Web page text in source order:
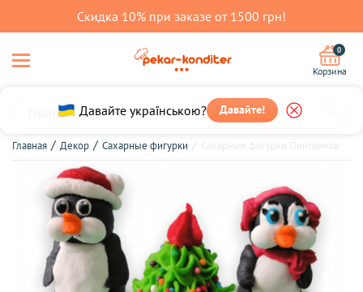
Скидка 10% при заказе от 1500 грн!
Давайте українською? Давайте!
0
Корзина
Главная Декор Сахарные фигурки